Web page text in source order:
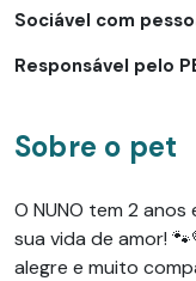
Sociável com
Responsável pelo
Sobre o pet
O NUNO tem 2
sua vida de amor!
alegre e muito